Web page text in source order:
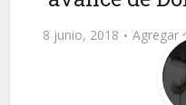
8 junio, 2018 Agregar